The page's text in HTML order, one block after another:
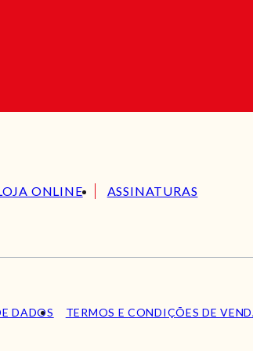
ONLINE ASSINATURAS
DADOS TERMOS E CONDIÇÕES DE